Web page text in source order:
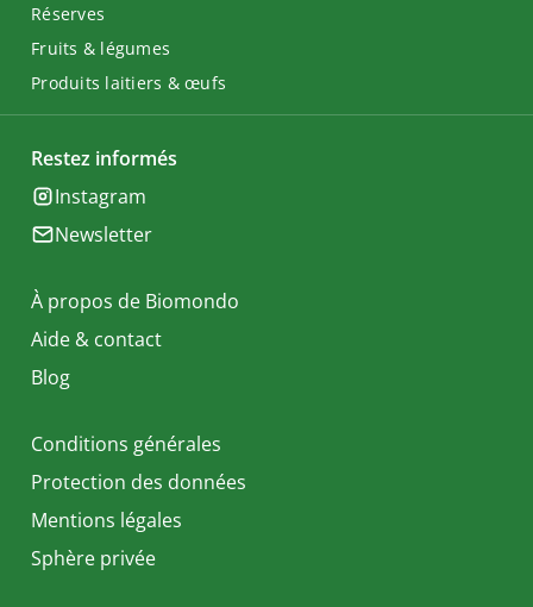
Réserves
Fruits & légumes
Produits laitiers & œufs
Restez informés
Instagram
Newsletter
À propos de Biomondo
Aide & contact
Blog
Conditions générales
Protection des données
Mentions légales
Sphère privée